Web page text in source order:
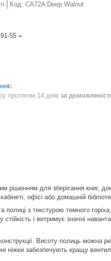
Код: CA72A Deep Walnut
55
протягом 14 днів за
рішенням для зберігання книг,
офісі або домашній
полиці з текстурою темного
і витримує значні
Висоту полиць можна
ніжки забезпечують кращу